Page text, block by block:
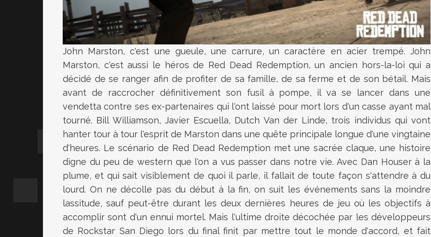
John Marston, c'est une gueule, une carrure, un caractère en acier trempé. John
Marston, c'est aussi le héros de Red Dead Redemption, un ancien hors-la-loi qui a
décidé de se ranger afin de profiter de sa famille, de sa ferme et de son bétail. Mais
avant de raccrocher définitivement son fusil à pompe, il va se lancer dans une
vendetta contre ses ex-partenaires qui l'ont laissé pour mort lors d'un casse ayant mal
tourné. Bill Williamson, Javier Escuella, Dutch Van der Linde, trois individus qui vont
hanter tour à tour l'esprit de Marston dans une quête principale longue d'une vingtaine
d'heures. Le scénario de Red Dead Redemption met une sacrée claque, une histoire
digne du peu de western que l'on a vus passer dans notre vie. Avec Dan Houser à la
plume, et qui sait visiblement de quoi il parle, il fallait de toute façon s'attendre à du
lourd. On ne décolle pas du début à la fin, on suit les événements sans la moindre
lassitude, sauf peut-être durant les deux dernières heures de jeu où les objectifs à
accomplir sont d'un ennui mortel. Mais l'ultime droite décochée par les développeurs
de Rockstar San Diego lors du final finit par mettre tout le monde d'accord, et fait